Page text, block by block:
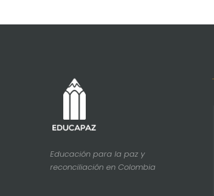
Educación para la paz y
reconciliación en Colombia